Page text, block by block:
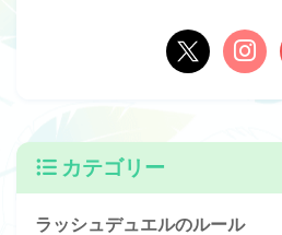
カテゴリー
ラッシュデュエルのルール